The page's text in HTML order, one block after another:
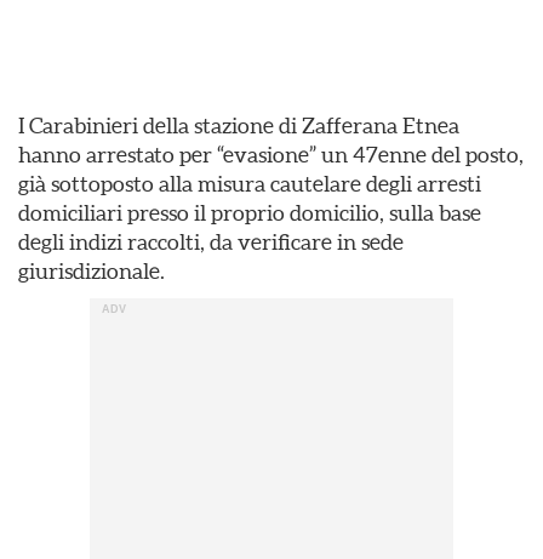
I Carabinieri della stazione di Zafferana Etnea
hanno arrestato per “evasione” un 47enne del posto,
già sottoposto alla misura cautelare degli arresti
domiciliari presso il proprio domicilio, sulla base
degli indizi raccolti, da verificare in sede
giurisdizionale.